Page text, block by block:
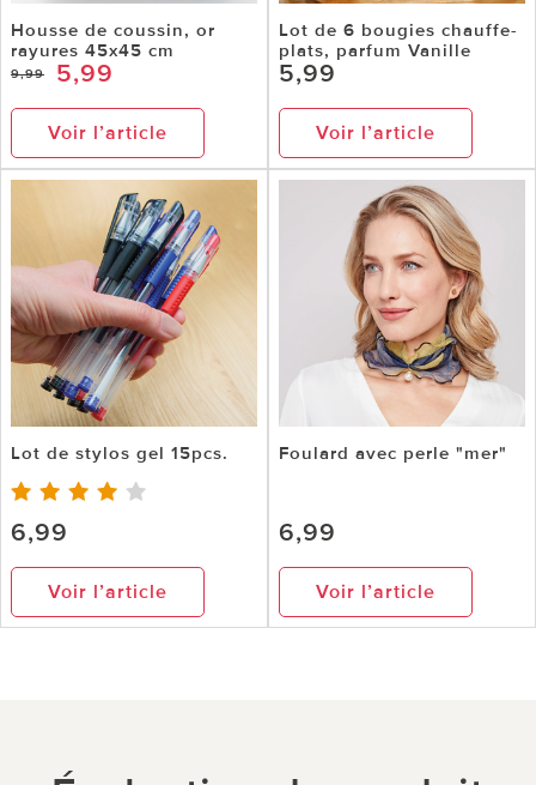
Housse de coussin, or
rayures 45x45 cm
9,99 5,99
Voir l’article
Lot de 6 bougies chauffe-
plats, parfum Vanille
5,99
Voir l’article
Lot de stylos gel 15pcs.
6,99
Voir l’article
Foulard avec perle "mer"
6,99
Voir l’article